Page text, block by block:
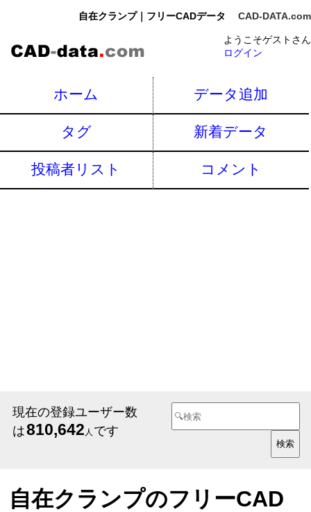
自在クランプ｜フリーCADデータ CAD-DATA.com
ようこそゲストさん
ログイン
ホーム データ追加
タグ 新着データ
投稿者リスト コメント
現在の登録ユーザー数
は810,642 人 です
自在クランプのフリーCAD